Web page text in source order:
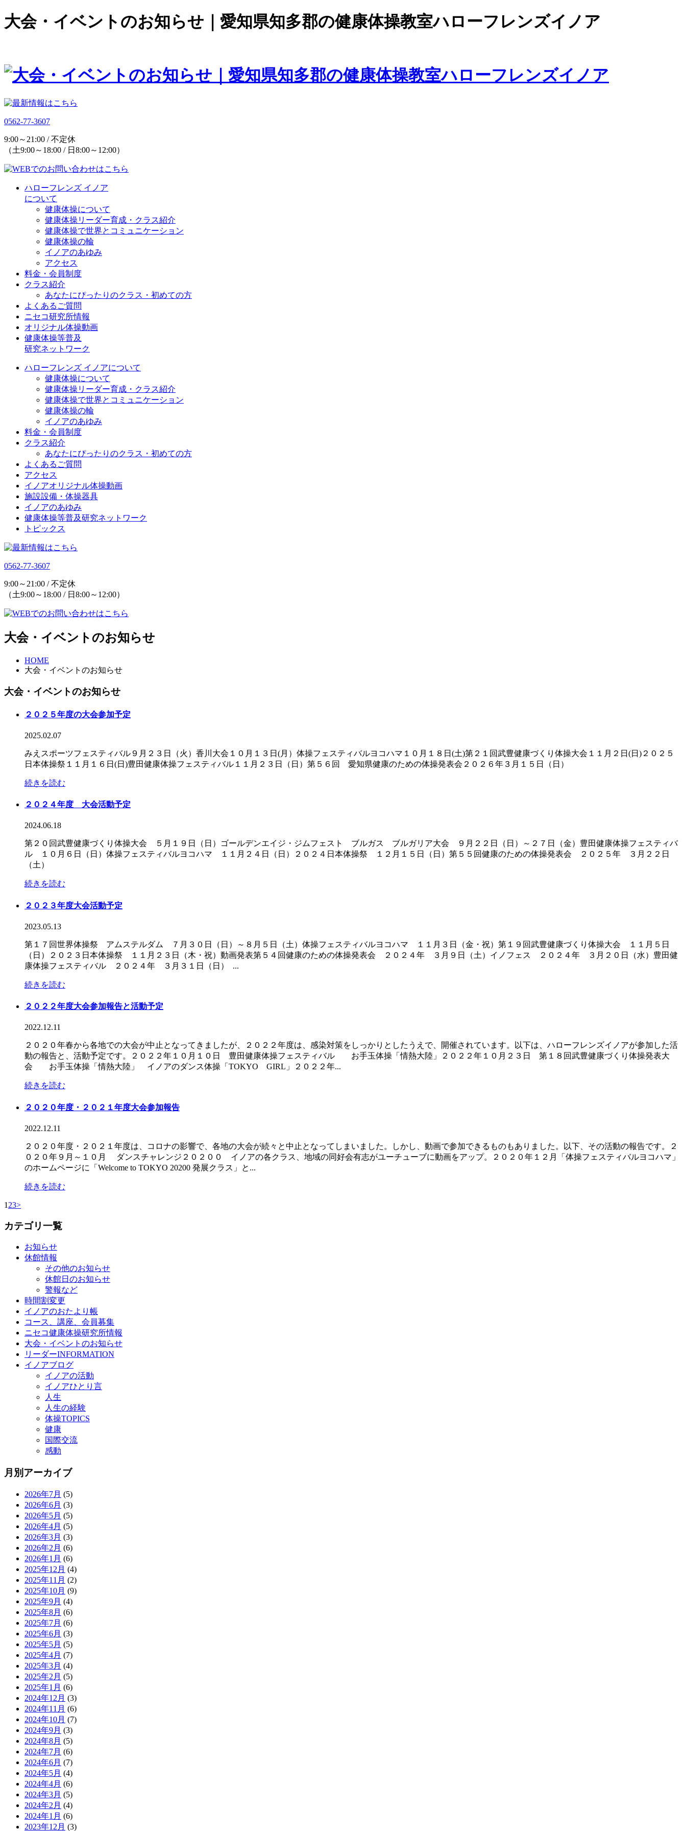
大会・イベントのお知らせ｜愛知県知多郡の健康体操教室ハローフレンズイノア
0562-77-3607
9:00～21:00 / 不定休
（土9:00～18:00 / 日8:00～12:00）
ハローフレンズ イノア
について
健康体操について
健康体操リーダー育成・クラス紹介
健康体操で世界とコミュニケーション
健康体操の輪
イノアのあゆみ
アクセス
料金・会員制度
クラス紹介
あなたにぴったりのクラス・初めての方
よくあるご質問
ニセコ研究所情報
オリジナル体操動画
健康体操等普及
研究ネットワーク
ハローフレンズ イノアについて
健康体操について
健康体操リーダー育成・クラス紹介
健康体操で世界とコミュニケーション
健康体操の輪
イノアのあゆみ
料金・会員制度
クラス紹介
あなたにぴったりのクラス・初めての方
よくあるご質問
アクセス
イノアオリジナル体操動画
施設設備・体操器具
イノアのあゆみ
健康体操等普及研究ネットワーク
トピックス
0562-77-3607
9:00～21:00 / 不定休
（土9:00～18:00 / 日8:00～12:00）
大会・イベントのお知らせ
HOME
大会・イベントのお知らせ
大会・イベントのお知らせ
２０２５年度の大会参加予定
2025.02.07
みえスポーツフェスティバル９月２３日（火）香川大会１０月１３日(月）体操フェスティバルヨコハマ１０月１８日(土)第２１回武豊健康づくり体操大会１１月２日(日)２０２５
日本体操祭１１月１６日(日)豊田健康体操フェスティバル１１月２３日（日）第５６回 愛知県健康のための体操発表会２０２６年３月１５日（日）
続きを読む
２０２４年度 大会活動予定
2024.06.18
第２０回武豊健康づくり体操大会 ５月１９日（日）ゴールデンエイジ・ジムフェスト ブルガス ブルガリア大会 ９月２２日（日）～２７日（金）豊田健康体操フェスティバ
ル １０月６日（日）体操フェスティバルヨコハマ １１月２４日（日）２０２４日本体操祭 １２月１５日（日）第５５回健康のための体操発表会 ２０２５年 ３月２２日
（土）
続きを読む
２０２３年度大会活動予定
2023.05.13
第１７回世界体操祭 アムステルダム ７月３０日（日）～８月５日（土）体操フェスティバルヨコハマ １１月３日（金・祝）第１９回武豊健康づくり体操大会 １１月５日
（日）２０２３日本体操祭 １１月２３日（木・祝）動画発表第５４回健康のための体操発表会 ２０２４年 ３月９日（土）イノフェス ２０２４年 ３月２０日（水）豊田健
康体操フェスティバル ２０２４年 ３月３１日（日） ...
続きを読む
２０２２年度大会参加報告と活動予定
2022.12.11
２０２０年春から各地での大会が中止となってきましたが、２０２２年度は、感染対策をしっかりとしたうえで、開催されています。以下は、ハローフレンズイノアが参加した活
動の報告と、活動予定です。２０２２年１０月１０日 豊田健康体操フェスティバル お手玉体操「情熱大陸」２０２２年１０月２３日 第１８回武豊健康づくり体操発表大
会 お手玉体操「情熱大陸」 イノアのダンス体操「TOKYO GIRL」２０２２年...
続きを読む
２０２０年度・２０２１年度大会参加報告
2022.12.11
２０２０年度・２０２１年度は、コロナの影響で、各地の大会が続々と中止となってしまいました。しかし、動画で参加できるものもありました。以下、その活動の報告です。２
０２０年９月～１０月 ダンスチャレンジ２０２００ イノアの各クラス、地域の同好会有志がユーチューブに動画をアップ。２０２０年１２月「体操フェスティバルヨコハマ」
のホームページに「Welcome to TOKYO 20200 発展クラス」と...
続きを読む
1 23>
カテゴリ一覧
お知らせ
休館情報
その他のお知らせ
休館日のお知らせ
警報など
時間割変更
イノアのおたより帳
コース、講座、会員募集
ニセコ健康体操研究所情報
大会・イベントのお知らせ
リーダーINFORMATION
イノアブログ
イノアの活動
イノアひとり言
人生
人生の経験
体操TOPICS
健康
国際交流
感動
月別アーカイブ
2026年7月 (5)
2026年6月 (3)
2026年5月 (5)
2026年4月 (5)
2026年3月 (3)
2026年2月 (6)
2026年1月 (6)
2025年12月 (4)
2025年11月 (2)
2025年10月 (9)
2025年9月 (4)
2025年8月 (6)
2025年7月 (6)
2025年6月 (3)
2025年5月 (5)
2025年4月 (7)
2025年3月 (4)
2025年2月 (5)
2025年1月 (6)
2024年12月 (3)
2024年11月 (6)
2024年10月 (7)
2024年9月 (3)
2024年8月 (5)
2024年7月 (6)
2024年6月 (7)
2024年5月 (4)
2024年4月 (6)
2024年3月 (5)
2024年2月 (4)
2024年1月 (6)
2023年12月 (3)